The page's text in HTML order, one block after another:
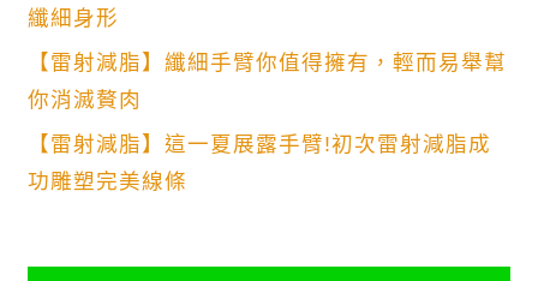
纖細身形
【雷射減脂】纖細手臂你值得擁有，輕而易舉幫
你消滅贅肉
【雷射減脂】這一夏展露手臂!初次雷射減脂成
功雕塑完美線條